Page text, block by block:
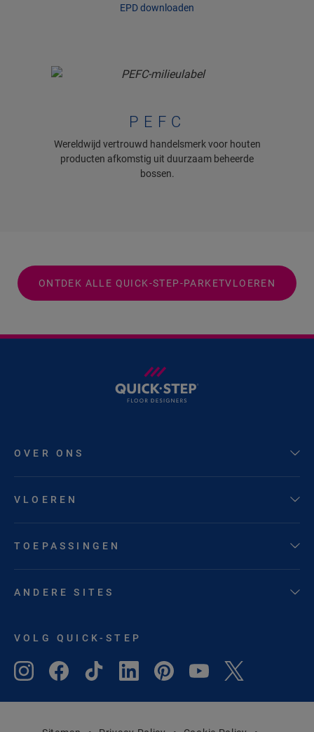
EPD downloaden
PEFC
Wereldwijd vertrouwd handelsmerk voor houten
producten afkomstig uit duurzaam beheerde
bossen.
ONTDEK ALLE QUICK-STEP-PARKETVLOEREN
OVER ONS
VLOEREN
TOEPASSINGEN
ANDERE SITES
VOLG QUICK-STEP